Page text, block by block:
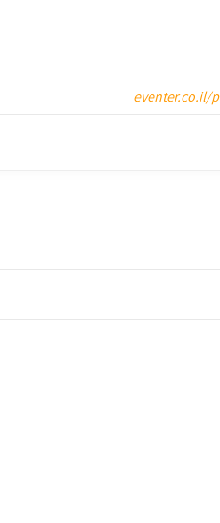
eventer.co.il/